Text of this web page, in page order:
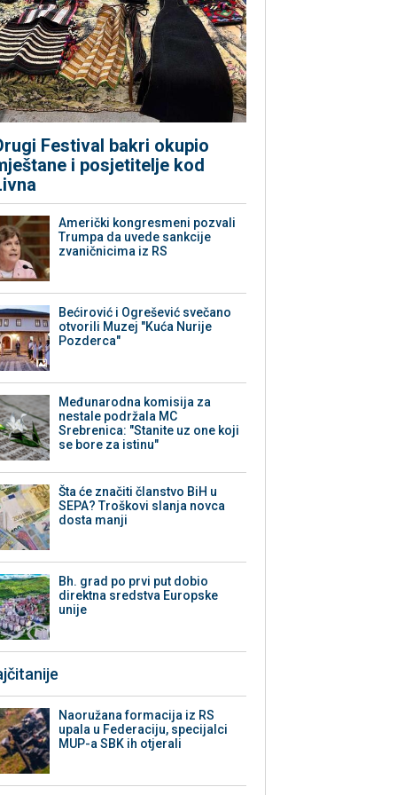
Festival bakri okupio
i posjetitelje kod
Američki kongresmeni pozvali
Trumpa da uvede sankcije
zvaničnicima iz RS
Bećirović i Ogrešević svečano
otvorili Muzej "Kuća Nurije
Pozderca"
Međunarodna komisija za
nestale podržala MC
Srebrenica: "Stanite uz one koji
se bore za istinu"
Šta će značiti članstvo BiH u
SEPA? Troškovi slanja novca
dosta manji
Bh. grad po prvi put dobio
direktna sredstva Europske
unije
Naoružana formacija iz RS
upala u Federaciju, specijalci
MUP-a SBK ih otjerali